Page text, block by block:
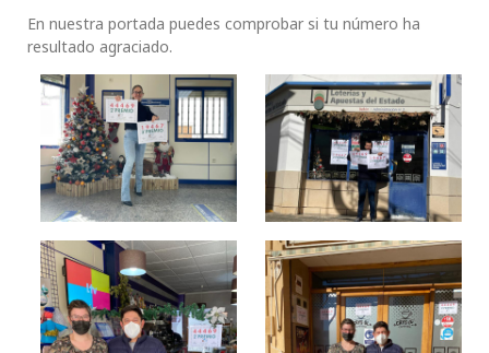
En nuestra portada puedes comprobar si tu número ha
resultado agraciado.